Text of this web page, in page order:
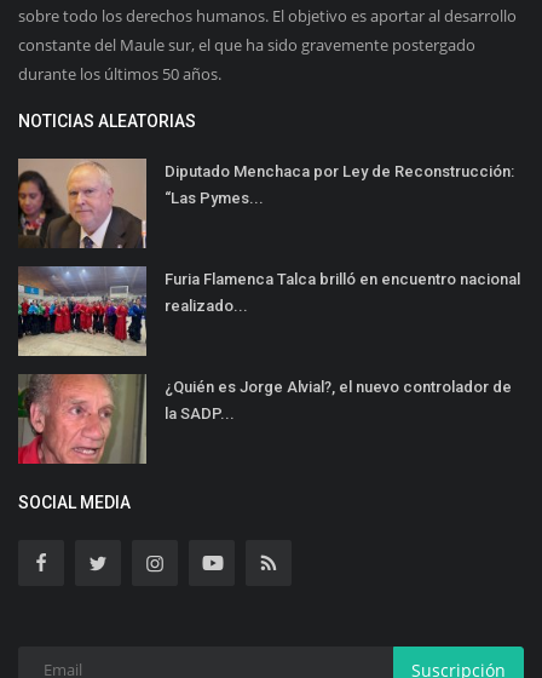
sobre todo los derechos humanos. El objetivo es aportar al desarrollo
constante del Maule sur, el que ha sido gravemente postergado
durante los últimos 50 años.
NOTICIAS ALEATORIAS
Diputado Menchaca por Ley de Reconstrucción:
“Las Pymes...
Furia Flamenca Talca brilló en encuentro nacional
realizado...
¿Quién es Jorge Alvial?, el nuevo controlador de
la SADP...
SOCIAL MEDIA
Suscripción